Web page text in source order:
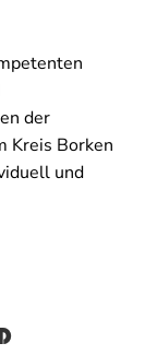
der
Kreis Borken
und